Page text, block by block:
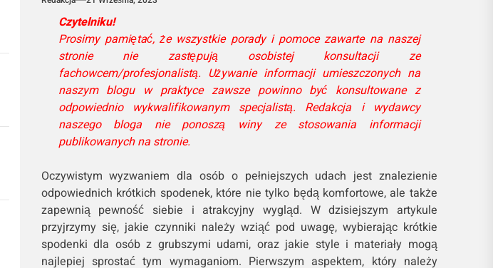
Czytelniku!
Prosimy pamiętać, że wszystkie porady i pomoce zawarte na naszej
stronie nie zastępują osobistej konsultacji ze
fachowcem/profesjonalistą. Używanie informacji umieszczonych na
naszym blogu w praktyce zawsze powinno być konsultowane z
odpowiednio wykwalifikowanym specjalistą. Redakcja i wydawcy
naszego bloga nie ponoszą winy ze stosowania informacji
publikowanych na stronie.
Oczywistym wyzwaniem dla osób o pełniejszych udach jest znalezienie
odpowiednich krótkich spodenek, które nie tylko będą komfortowe, ale także
zapewnią pewność siebie i atrakcyjny wygląd. W dzisiejszym artykule
przyjrzymy się, jakie czynniki należy wziąć pod uwagę, wybierając krótkie
spodenki dla osób z grubszymi udami, oraz jakie style i materiały mogą
najlepiej sprostać tym wymaganiom. Pierwszym aspektem, który należy